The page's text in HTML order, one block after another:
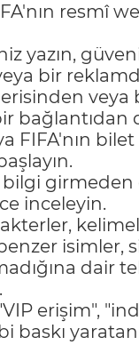
resmî
yazın,
bir
veya
bağlantıdan
FIFA'nın bilet
girmeden
inceleyin.
isimler,
dair
"VIP erişim",
baskı